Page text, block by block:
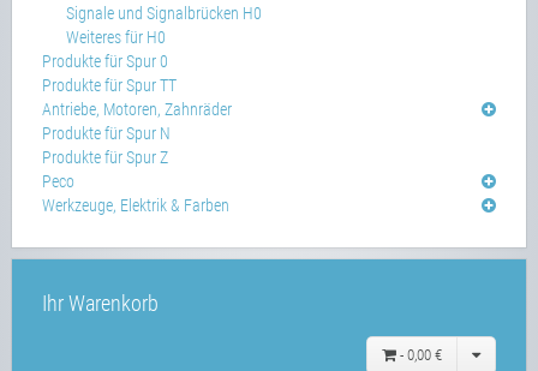
Signale und Signalbrücken H0
Weiteres für H0
Produkte für Spur 0
Produkte für Spur TT
Antriebe, Motoren, Zahnräder
Produkte für Spur N
Produkte für Spur Z
Peco
Werkzeuge, Elektrik & Farben
Ihr Warenkorb
- 0,00 €